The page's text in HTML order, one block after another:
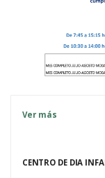
Ver más
CENTRO DE DIA